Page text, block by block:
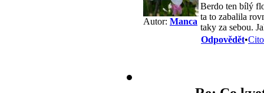
Autor: Manca
Berdo ten bílý
ta to zabalila
taky za sebou.
Odpovědět•